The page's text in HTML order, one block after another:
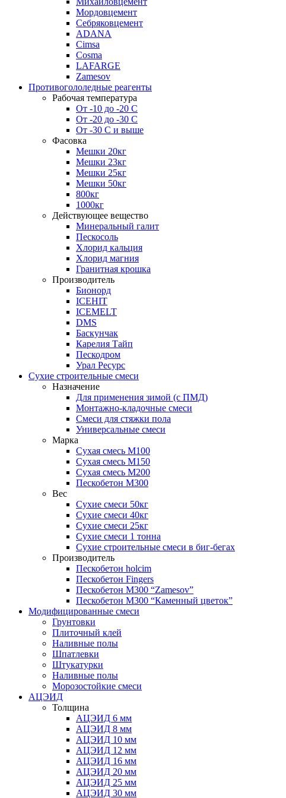
Мордовцемент
Себряковцемент
ADANA
Cimsa
Cosma
LAFARGE
Zamesov
Противогололедные реагенты
Рабочая температура
От -10 до -20 С
От -20 до -30 С
От -30 С и выше
Фасовка
Мешки 20кг
Мешки 23кг
Мешки 25кг
Мешки 50кг
800кг
1000кг
Действующее вещество
Минеральный галит
Пескосоль
Хлорид кальция
Хлорид магния
Гранитная крошка
Производитель
Бионорд
ICEHIT
ICEMELT
DMS
Баскунчак
Карелия Тайп
Пескодром
Урал Ресурс
Сухие строительные смеси
Назначение
Для применения зимой (с ПМД)
Монтажно-кладочные смеси
Смеси для стяжки пола
Универсальные смеси
Марка
Сухая смесь М100
Сухая смесь М150
Сухая смесь М200
Пескобетон М300
Вес
Сухие смеси 50кг
Сухие смеси 40кг
Сухие смеси 25кг
Сухие смеси 1 тонна
Сухие строительные смеси в биг-бегах
Производитель
Пескобетон holcim
Пескобетон Fingers
Пескобетон М300 “Zamesov”
Пескобетон М300 “Каменный цветок”
Модифицированные смеси
Грунтовки
Плиточный клей
Наливные полы
Шпатлевки
Штукатурки
Наливные полы
Морозостойкие смеси
АЦЭИД
Толщина
АЦЭИД 6 мм
АЦЭИД 8 мм
АЦЭИД 10 мм
АЦЭИД 12 мм
АЦЭИД 16 мм
АЦЭИД 20 мм
АЦЭИД 25 мм
АЦЭИД 30 мм